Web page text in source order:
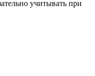
учитывать при